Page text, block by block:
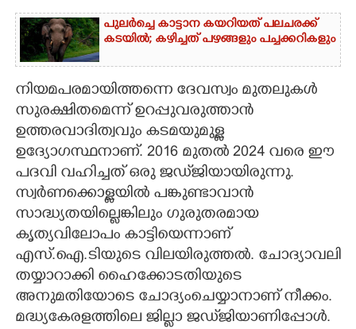
പുലർച്ചെ കാട്ടാന കയറിയത് പലചരക്ക്
കടയിൽ; കഴിച്ചത് പഴങ്ങളും പച്ചക്കറികളും
നിയമപരമായിത്തന്നെ ദേവസ്വം മുതലുകൾ
സുരക്ഷിതമെന്ന് ഉറപ്പുവരുത്താൻ
ഉത്തരവാദിത്വവും കടമയുമുള്ള
ഉദ്യോഗസ്ഥനാണ്. 2016 മുതൽ 2024 വരെ ഈ
പദവി വഹിച്ചത് ഒരു ജഡ്‌ജിയായിരുന്നു.
സ്വർണക്കൊള്ളയിൽ പങ്കുണ്ടാവാൻ
സാദ്ധ്യതയില്ലെങ്കിലും ഗുരുതരമായ
കൃത്യവിലോപം കാട്ടിയെന്നാണ്
എസ്.ഐ.ടിയുടെ വിലയിരുത്തൽ. ചോദ്യാവലി
തയ്യാറാക്കി ഹൈക്കോടതിയുടെ
അനുമതിയോടെ ചോദ്യംചെയ്യാനാണ് നീക്കം.
മദ്ധ്യകേരളത്തിലെ ജില്ലാ ജഡ്‌ജിയാണിപ്പോൾ.